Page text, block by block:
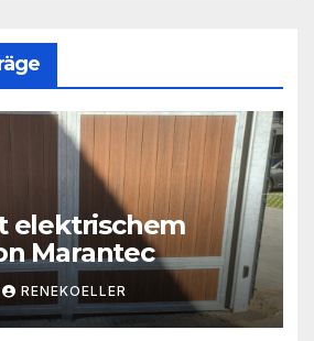
elektrischem
Marantec
RENEKOELLER